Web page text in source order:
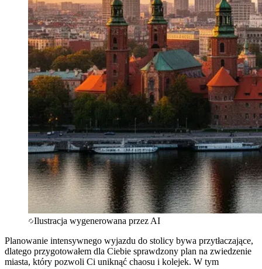
Ilustracja wygenerowana przez AI
Planowanie intensywnego wyjazdu do stolicy bywa przytłaczające,
dlatego przygotowałem dla Ciebie sprawdzony plan na zwiedzenie
miasta, który pozwoli Ci uniknąć chaosu i kolejek. W tym